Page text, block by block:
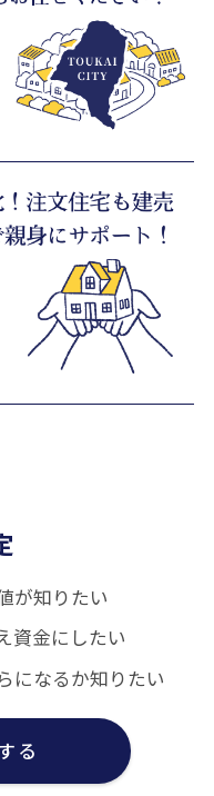
が知りたい
資金にしたい
になるか知りたい
る